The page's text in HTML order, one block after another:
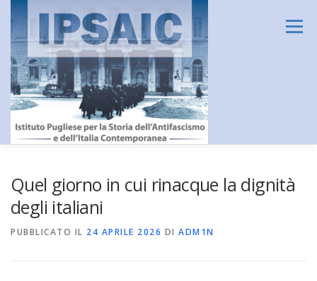
Passa
Menu
Quel giorno in cui rinacque la dignità
degli italiani
PUBBLICATO IL 24 APRILE 2026 DI ADM1N